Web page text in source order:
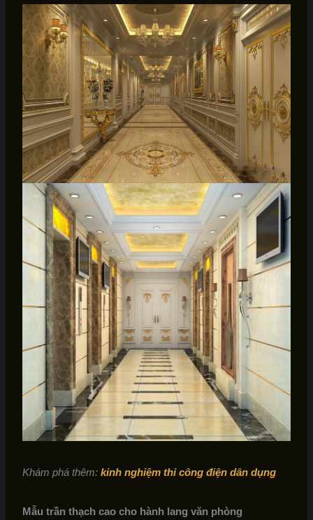
Khám phá thêm:kinh nghiệm thi công điện dân dụng
Mẫu trần thạch cao cho hành lang văn phòng